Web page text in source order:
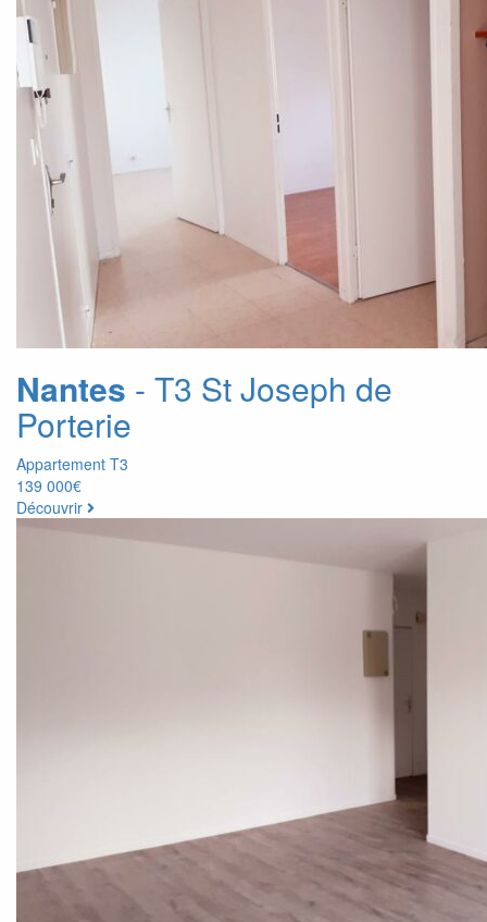
Nantes - T3 St Joseph de
Porterie
Appartement T3
139 000€
Découvrir